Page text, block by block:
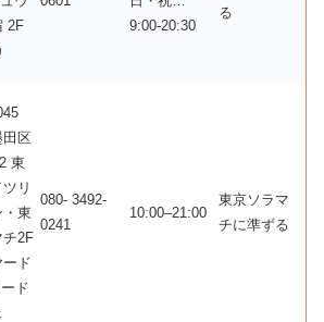
2F
9:00-20:30
る
田区
東
リ
・東
チ2F
ード
ド
080- 3492-
0241
10:00–21:00
東京ソラマ
チに準ずる